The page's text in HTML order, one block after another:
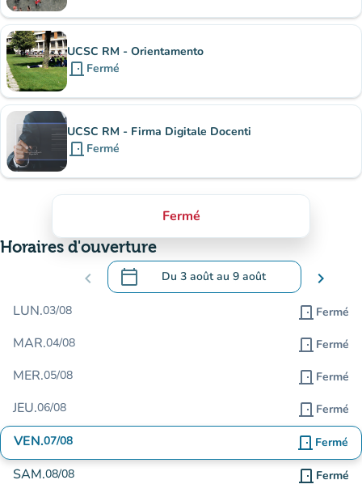
UCSC RM - Orientamento
door_front Fermé
UCSC RM - Firma Digitale Docenti
door_front Fermé
Fermé
Horaires d'ouverture
chevron_left calendar_today Du 3 aoûtau 9 août
.Ouvrir le calendrier pour changer de
chevron_right
LUN.03/08 door_front Fermé
MAR.04/08 door_front Fermé
MER.05/08 door_front Fermé
JEU.06/08 door_front Fermé
VEN.07/08 door_front Fermé
SAM.08/08 door_front Fermé